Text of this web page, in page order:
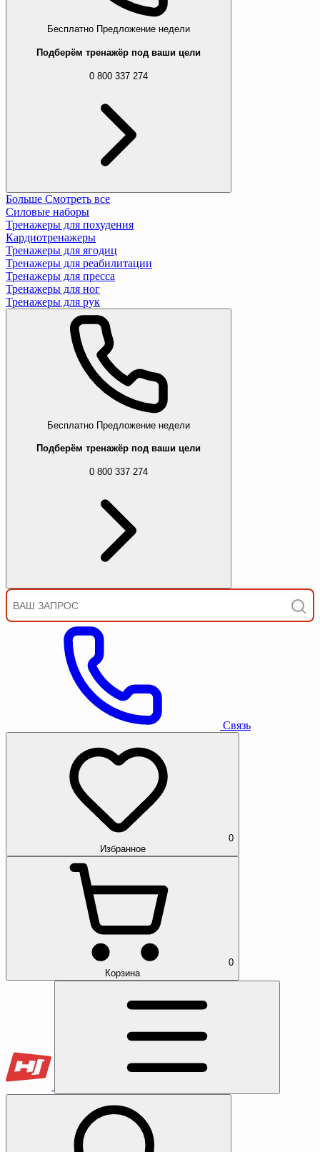
Бесплатно Предложение недели
Подберём тренажёр под ваши цели
0 800 337 274
Больше Смотреть все
Силовые наборы
Тренажеры для похудения
Кардиотренажеры
Тренажеры для ягодиц
Тренажеры для реабилитации
Тренажеры для пресса
Тренажеры для ног
Тренажеры для рук
Бесплатно Предложение недели
Подберём тренажёр под ваши цели
0 800 337 274
Связь
0
Избранное
0
Корзина